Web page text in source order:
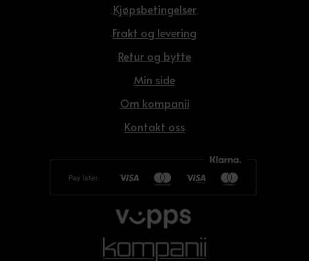
Kjøpsbetingelser
Frakt og levering
Retur og bytte
Min side
Om kompanii
Kontakt oss